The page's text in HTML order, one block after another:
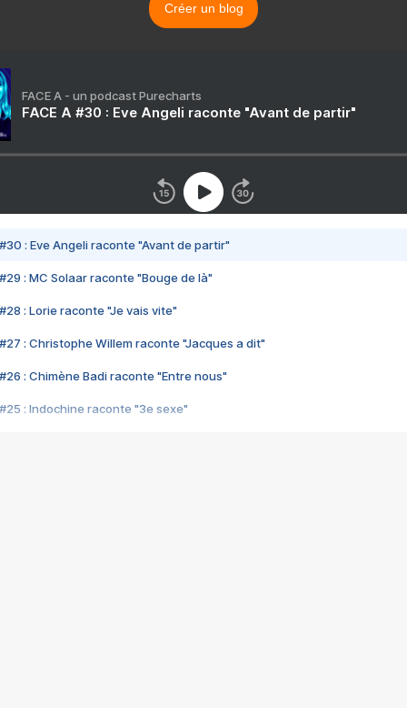
Créer un blog
FACE A - un podcast Purecharts
FACE A #30 : Eve Angeli raconte "Avant de partir"
#30 : Eve Angeli raconte "Avant de partir"
#29 : MC Solaar raconte "Bouge de là"
#28 : Lorie raconte "Je vais vite"
#27 : Christophe Willem raconte "Jacques a dit"
#26 : Chimène Badi raconte "Entre nous"
#25 : Indochine raconte "3e sexe"